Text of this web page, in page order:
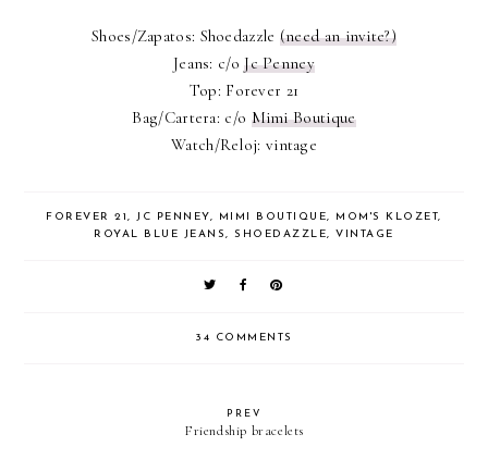
Shoes/Zapatos: Shoedazzle (need an invite?)
Jeans: c/oJc Penney
Top: Forever 21
Bag/Cartera: c/o Mimi Boutique
Watch/Reloj: vintage
FOREVER 21,JC PENNEY, MIMI BOUTIQUE, MOM'S KLOZET,
ROYAL BLUE JEANS,SHOEDAZZLE, VINTAGE
34 COMMENTS
PREV
Friendship bracelets